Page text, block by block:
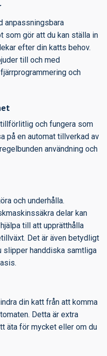
anpassningsbara
som gör att du kan ställa in
efter din katts behov.
till och med
och
och fungera som
på en automat tillverkad av
användning och
och underhålla.
delar kan
till att upprätthålla
Det är även betydligt
slipper handdiska samtliga
din katt från att komma
Detta är extra
äta för mycket eller om du